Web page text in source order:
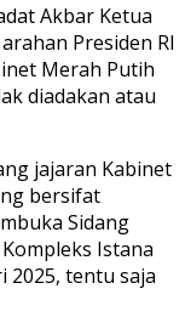
Akbar Ketua
Presiden RI
Merah Putih
diadakan atau
jajaran Kabinet
bersifat
Sidang
Istana
2025, tentu saja